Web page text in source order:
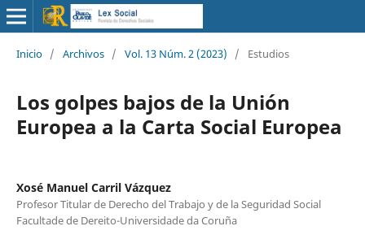
Inicio / Archivos / Vol. 13 Núm. 2 (2023) / Estudios
Los golpes bajos de la Unión
Europea a la Carta Social Europea
Xosé Manuel Carril Vázquez
Profesor Titular de Derecho del Trabajo y de la Seguridad Social
Facultade de Dereito-Universidade da Coruña